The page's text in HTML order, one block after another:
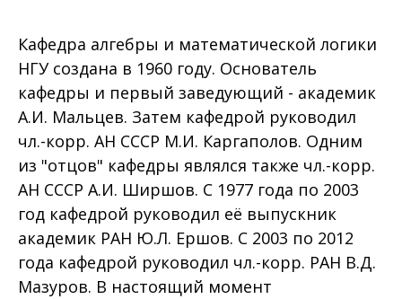
Кафедра алгебры и математической логики
НГУ создана в 1960 году. Основатель
кафедры и первый заведующий - академик
А.И. Мальцев. Затем кафедрой руководил
чл.-корр. АН СССР М.И. Каргаполов. Одним
из "отцов" кафедры являлся также чл.-корр.
АН СССР А.И. Ширшов. С 1977 года по 2003
год кафедрой руководил её выпускник
академик РАН Ю.Л. Ершов. С 2003 по 2012
года кафедрой руководил чл.-корр. РАН В.Д.
Мазуров. В настоящий момент